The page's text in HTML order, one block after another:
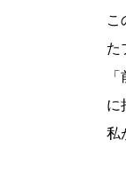
こ
た
に
私